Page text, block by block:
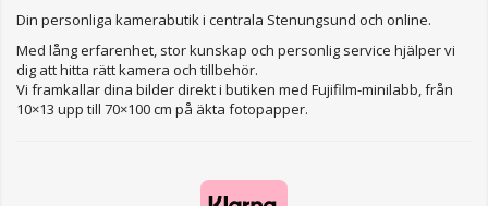
Din personliga kamerabutik i centrala Stenungsund och online.
Med lång erfarenhet, stor kunskap och personlig service hjälper vi
dig att hitta rätt kamera och tillbehör.
Vi framkallar dina bilder direkt i butiken med Fujifilm-minilabb, från
10×13 upp till 70×100 cm på äkta fotopapper.